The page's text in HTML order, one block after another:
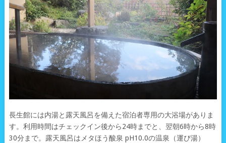
長生館には内湯と露天風呂を備えた宿泊者専用の大浴場がありま
す。利用時間はチェックイン後から24時までと、翌朝6時から8時
30分まで。露天風呂はメタほう酸泉 pH10.0の温泉（運び湯）